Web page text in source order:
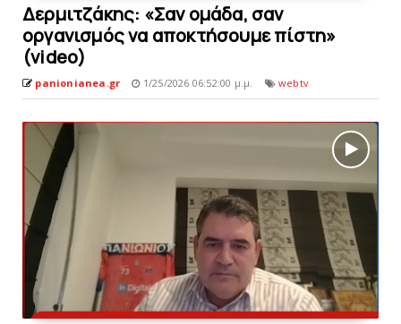
Δερμιτζάκης: «Σαν ομάδα, σαν
οργανισμός να αποκτήσουμε πίστη»
(video)
panionianea.gr 1/25/2026 06:52:00 μ.μ. webtv